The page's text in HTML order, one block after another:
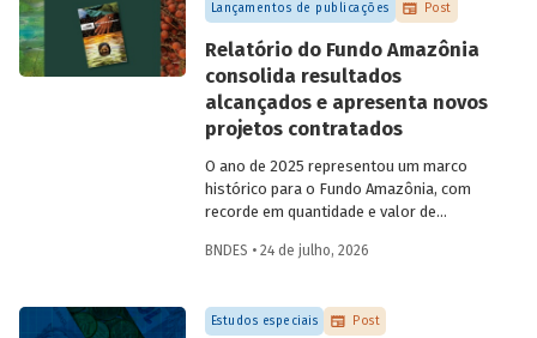
Lançamentos de publicações Post
Relatório do Fundo Amazônia
consolida resultados
alcançados e apresenta novos
projetos contratados
O ano de 2025 representou um marco
histórico para o Fundo Amazônia, com
recorde em quantidade e valor de
desembolsos: foram 22 operações
bilhões, além de R$ 387 milhões
desembolsados. Ainda no período, foram
BNDES • 24 de julho, 2026
Estudos especiais Post